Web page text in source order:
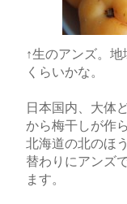
↑生のアンズ。
くらいかな。
日本国内、大体
から梅干しが作
北海道の北のほ
替わりにアンズ
ます。